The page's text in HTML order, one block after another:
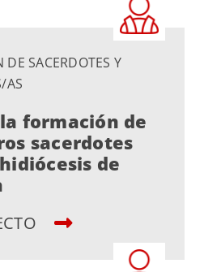
DE SACERDOTES Y
AS
formación de
sacerdotes
de